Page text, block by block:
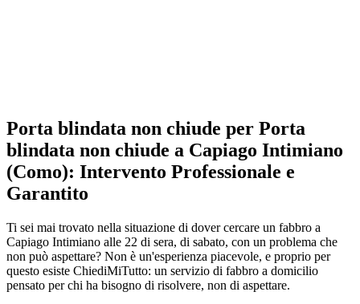
Porta blindata non chiude per Porta
blindata non chiude a Capiago Intimiano
(Como): Intervento Professionale e
Garantito
Ti sei mai trovato nella situazione di dover cercare un fabbro a
Capiago Intimiano alle 22 di sera, di sabato, con un problema che
non può aspettare? Non è un'esperienza piacevole, e proprio per
questo esiste ChiediMiTutto: un servizio di fabbro a domicilio
pensato per chi ha bisogno di risolvere, non di aspettare.